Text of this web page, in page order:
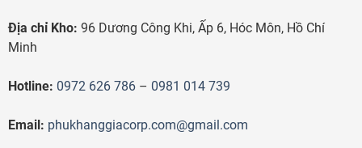
Địa chỉ Kho: 96 Dương Công Khi, Ấp 6, Hóc Môn, Hồ Chí
Minh
Hotline: 0972 626 786 – 0981 014 739
Email: phukhanggiacorp.com@gmail.com